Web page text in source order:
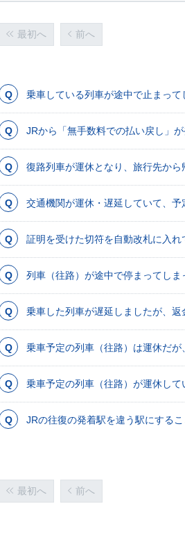
最初へ 前へ
乗車している列車が途中で止まっ
JRから「無手数料での払い戻し」
復路列車が運休となり、旅行先か
交通機関が運休・遅延していて、
証明を受けた切符を自動改札に入
列車（往路）が途中で停まってし
乗車した列車が遅延しましたが、返
乗車予定の列車（往路）は運休だ
乗車予定の列車（往路）が運休し
JRの往復の発着駅を違う駅にする
最初へ 前へ